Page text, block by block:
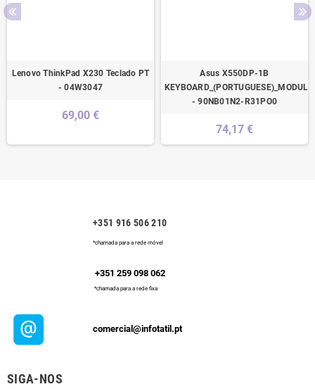
Lenovo ThinkPad X230 Teclado PT
- 04W3047
69,00 €
Asus X550DP-1B
- 90NB01N2-R31PO0
74,17 €
+351 916 506 210
*chamada para a rede móvel
+351 259 098 062
*chamada para a rede fixa
comercial@infotatil.pt
SIGA-NOS